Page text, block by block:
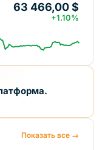
63 466,00 $
+1.10%
Показать все →